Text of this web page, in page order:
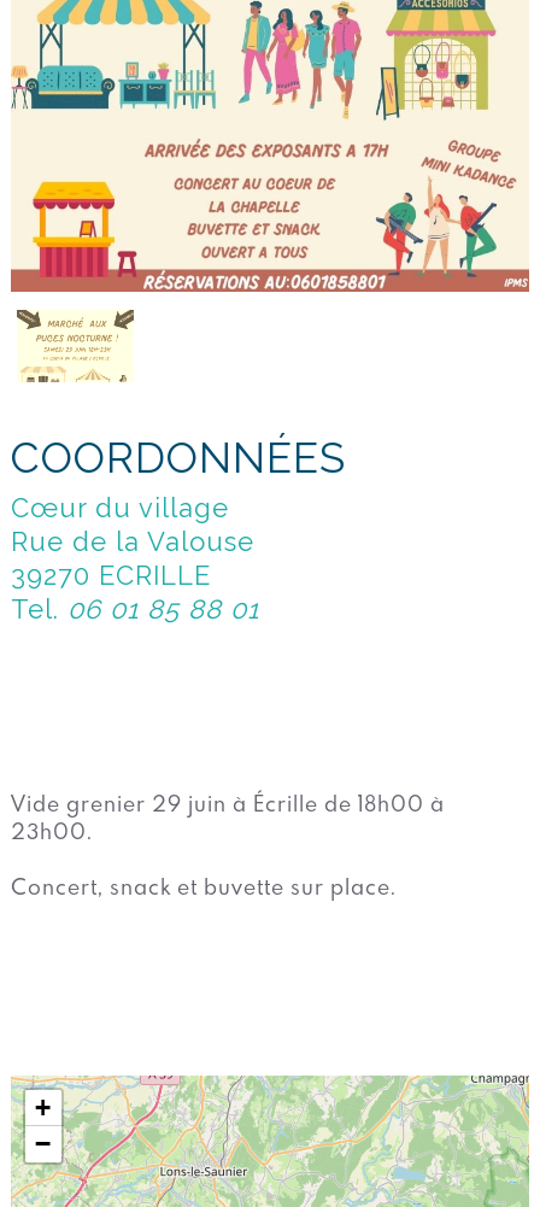
COORDONNÉES
Cœur du village
Rue de la Valouse
39270 ECRILLE
Tel. 06 01 85 88 01
Vide grenier 29 juin à Écrille de 18h00 à
23h00.
Concert, snack et buvette sur place.
+
−